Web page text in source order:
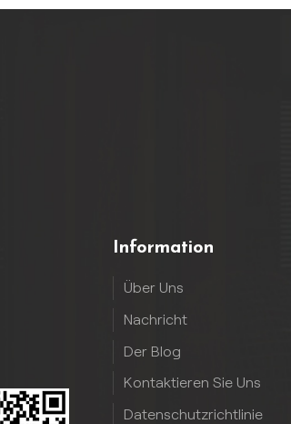
Information
Über Uns
Nachricht
Der Blog
Kontaktieren Sie Uns
Datenschutzrichtlinie